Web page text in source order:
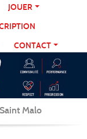
JOUER
CONTACT
Malo